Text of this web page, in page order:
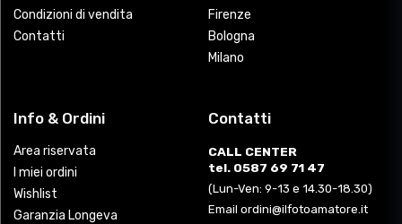
Condizioni di vendita
Contatti
Firenze
Bologna
Milano
Info & Ordini
Area riservata
I miei ordini
Wishlist
Garanzia Longeva
Contatti
CALL CENTER
tel. 0587 69 71 47
(Lun-Ven: 9-13 e 14.30-18.30)
Email ordini@ilfotoamatore.it